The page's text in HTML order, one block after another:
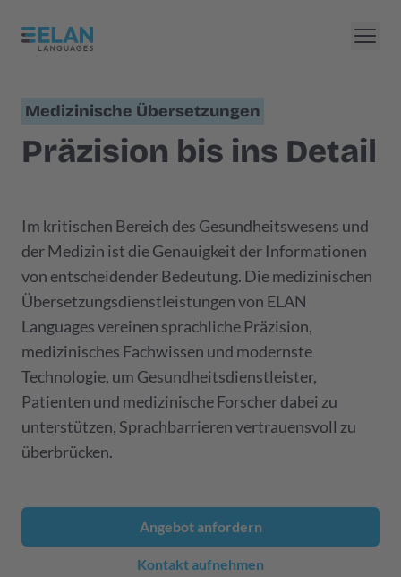
Medizinische Übersetzungen
Präzision bis ins Detail
Im kritischen Bereich des Gesundheitswesens und
der Medizin ist die Genauigkeit der Informationen
von entscheidender Bedeutung. Die medizinischen
Übersetzungsdienstleistungen von ELAN
Languages vereinen sprachliche Präzision,
medizinisches Fachwissen und modernste
Technologie, um Gesundheitsdienstleister,
Patienten und medizinische Forscher dabei zu
unterstützen, Sprachbarrieren vertrauensvoll zu
überbrücken.
Angebot anfordern
Kontakt aufnehmen